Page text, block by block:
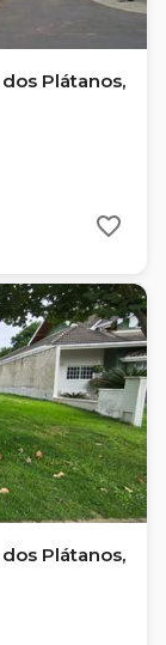
Plátanos,
Plátanos,